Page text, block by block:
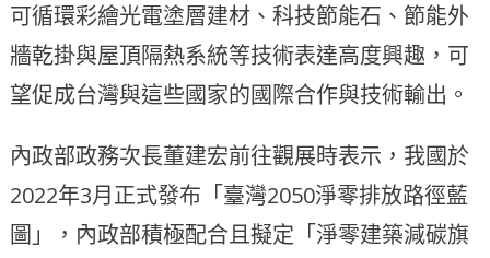
可循環彩繪光電塗層建材、科技節能石、節能外
牆乾掛與屋頂隔熱系統等技術表達高度興趣，可
望促成台灣與這些國家的國際合作與技術輸出。
內政部政務次長董建宏前往觀展時表示，我國於
2022年3月正式發布「臺灣2050淨零排放路徑藍
圖」，內政部積極配合且擬定「淨零建築減碳旗